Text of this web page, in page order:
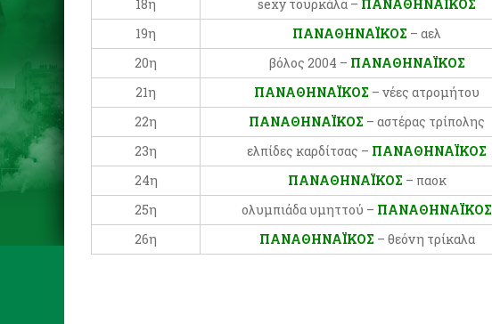
18η
sexy τουρκάλα – ΠΑΝΑΘΗΝΑΪΚΟΣ
19η
ΠΑΝΑΘΗΝΑΪΚΟΣ – αελ
20η
βόλος 2004 – ΠΑΝΑΘΗΝΑΪΚΟΣ
21η
ΠΑΝΑΘΗΝΑΪΚΟΣ – νέες ατρομήτου
22η
ΠΑΝΑΘΗΝΑΪΚΟΣ – αστέρας τρίπολης
23η
ελπίδες καρδίτσας – ΠΑΝΑΘΗΝΑΪΚΟΣ
24η
ΠΑΝΑΘΗΝΑΪΚΟΣ – παοκ
25η
ολυμπιάδα υμηττού – ΠΑΝΑΘΗΝΑΪΚΟΣ
26η
ΠΑΝΑΘΗΝΑΪΚΟΣ – θεόνη τρίκαλα